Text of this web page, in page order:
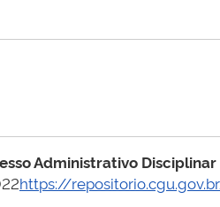
Administrativo Disciplinar
https://